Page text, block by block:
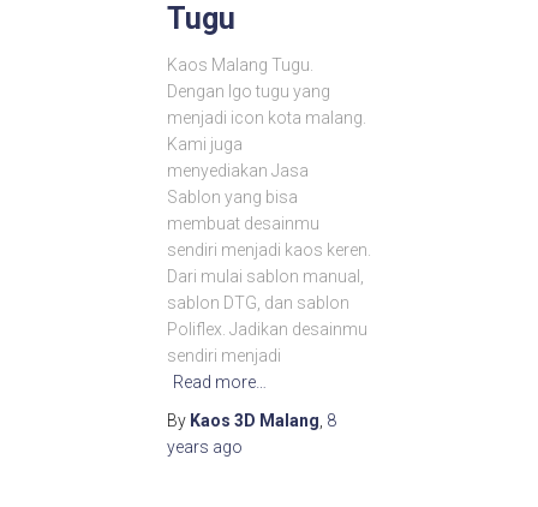
Tugu
Kaos Malang Tugu.
Dengan lgo tugu yang
menjadi icon kota malang.
Kami juga
menyediakan Jasa
Sablon yang bisa
membuat desainmu
sendiri menjadi kaos keren.
Dari mulai sablon manual,
sablon DTG, dan sablon
Poliflex. Jadikan desainmu
sendiri menjadi
Read more…
By Kaos 3D Malang, 8
years ago